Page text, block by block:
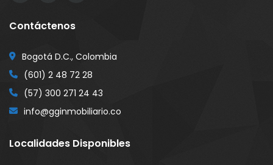
Contáctenos
Bogotá D.C., Colombia
(601) 2 48 72 28
(57) 300 271 24 43
info@gginmobiliario.co
Localidades Disponibles